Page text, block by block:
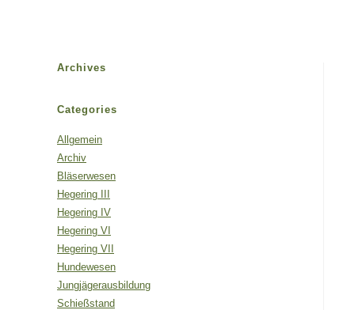
Archives
Categories
Allgemein
Archiv
Bläserwesen
Hegering III
Hegering IV
Hegering VI
Hegering VII
Hundewesen
Jungjägerausbildung
Schießstand